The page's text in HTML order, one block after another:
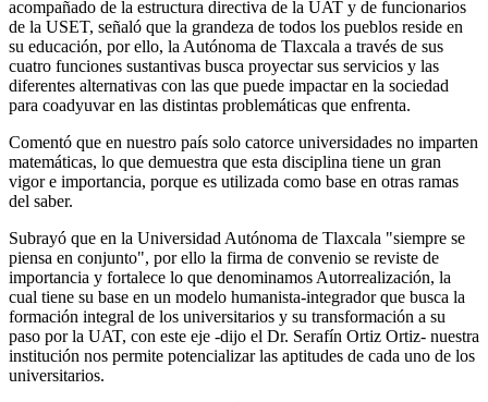
acompañado de la estructura directiva de la UAT y de funcionarios
de la USET, señaló que la grandeza de todos los pueblos reside en
su educación, por ello, la Autónoma de Tlaxcala a través de sus
cuatro funciones sustantivas busca proyectar sus servicios y las
diferentes alternativas con las que puede impactar en la sociedad
para coadyuvar en las distintas problemáticas que enfrenta.
Comentó que en nuestro país solo catorce universidades no imparten
matemáticas, lo que demuestra que esta disciplina tiene un gran
vigor e importancia, porque es utilizada como base en otras ramas
del saber.
Subrayó que en la Universidad Autónoma de Tlaxcala "siempre se
piensa en conjunto", por ello la firma de convenio se reviste de
importancia y fortalece lo que denominamos Autorrealización, la
cual tiene su base en un modelo humanista-integrador que busca la
formación integral de los universitarios y su transformación a su
paso por la UAT, con este eje -dijo el Dr. Serafín Ortiz Ortiz- nuestra
institución nos permite potencializar las aptitudes de cada uno de los
universitarios.